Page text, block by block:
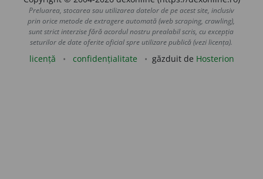
Preluarea, stocarea sau utilizarea datelor de pe acest site, inclusiv
prin orice metode de extragere automată (web scraping, crawling),
sunt strict interzise fără acordul nostru prealabil scris, cu excepția
seturilor de date oferite oficial spre utilizare publică (vezi licența).
licență confidențialitate găzduit de Hosterion